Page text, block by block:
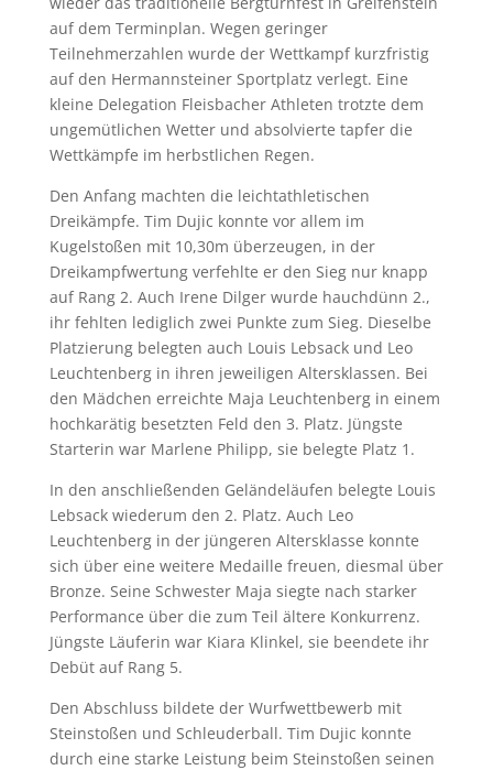
auf dem Terminplan. Wegen geringer
Teilnehmerzahlen wurde der Wettkampf kurzfristig
auf den Hermannsteiner Sportplatz verlegt. Eine
kleine Delegation Fleisbacher Athleten trotzte dem
ungemütlichen Wetter und absolvierte tapfer die
Wettkämpfe im herbstlichen Regen.
Den Anfang machten die leichtathletischen
Dreikämpfe. Tim Dujic konnte vor allem im
Kugelstoßen mit 10,30m überzeugen, in der
Dreikampfwertung verfehlte er den Sieg nur knapp
auf Rang 2. Auch Irene Dilger wurde hauchdünn 2.,
ihr fehlten lediglich zwei Punkte zum Sieg. Dieselbe
Platzierung belegten auch Louis Lebsack und Leo
Leuchtenberg in ihren jeweiligen Altersklassen. Bei
den Mädchen erreichte Maja Leuchtenberg in einem
hochkarätig besetzten Feld den 3. Platz. Jüngste
Starterin war Marlene Philipp, sie belegte Platz 1.
In den anschließenden Geländeläufen belegte Louis
Lebsack wiederum den 2. Platz. Auch Leo
Leuchtenberg in der jüngeren Altersklasse konnte
sich über eine weitere Medaille freuen, diesmal über
Bronze. Seine Schwester Maja siegte nach starker
Performance über die zum Teil ältere Konkurrenz.
Jüngste Läuferin war Kiara Klinkel, sie beendete ihr
Debüt auf Rang 5.
Den Abschluss bildete der Wurfwettbewerb mit
Steinstoßen und Schleuderball. Tim Dujic konnte
durch eine starke Leistung beim Steinstoßen seinen